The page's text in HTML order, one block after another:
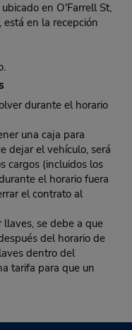
en O'Farrell St,
en la recepción
durante el horario
una caja para
dejar el vehículo, será
cargos (incluidos los
el horario fuera
el contrato al
se debe a que
del horario de
dentro del
tarifa para que un